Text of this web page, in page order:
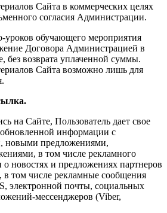
Сайта в коммерческих целях
согласия Администрации.
уроков обучающего мероприятия
Договора Администрацией в
без возврата уплаченной суммы.
Сайта возможно лишь для
на Сайте, Пользователь дает свое
обновленной информации с
новыми предложениями,
в том числе рекламного
новостях и предложениях партнеров
в том числе рекламные сообщения
электронной почты, социальных
мессенджеров (Viber,